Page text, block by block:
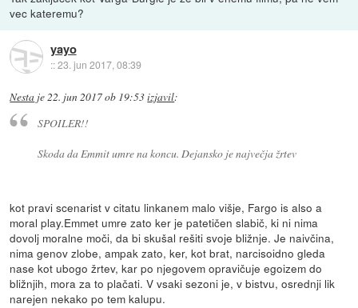
vec kateremu?
yayo
::23. jun 2017, 08:39
Nesta je22. jun 2017 ob 19:53izjavil:
SPOILER!!
Skoda da Emmit umre na koncu. Dejansko je največja žrtev
kot pravi scenarist v citatu linkanem malo višje, Fargo is also a
moral play.Emmet umre zato ker je patetičen slabič, ki ni nima
dovolj moralne moči, da bi skušal rešiti svoje bližnje. Je naivčina,
nima genov zlobe, ampak zato, ker, kot brat, narcisoidno gleda
nase kot ubogo žrtev, kar po njegovem opravičuje egoizem do
bližnjih, mora za to plačati. V vsaki sezoni je, v bistvu, osrednji lik
narejen nekako po tem kalupu.